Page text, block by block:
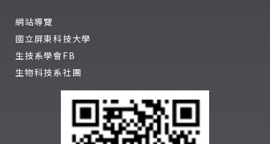
網站導覽
國立屏東科技大學
生技系學會FB
生物科技系社團